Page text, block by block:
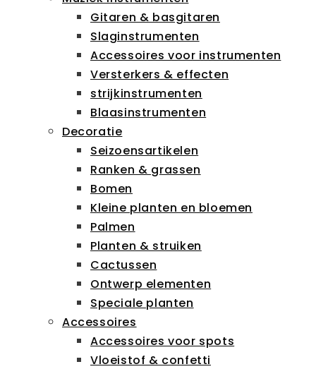
Gitaren & basgitaren
Slaginstrumenten
Accessoires voor instrumenten
Versterkers & effecten
strijkinstrumenten
Blaasinstrumenten
Decoratie
Seizoensartikelen
Ranken & grassen
Bomen
Kleine planten en bloemen
Palmen
Planten & struiken
Cactussen
Ontwerp elementen
Speciale planten
Accessoires
Accessoires voor spots
Vloeistof & confetti